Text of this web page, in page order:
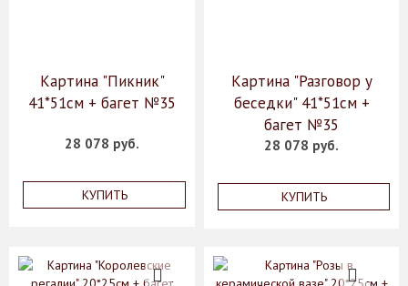
Картина "Пикник"
41*51см + багет №35
28 078 руб.
КУПИТЬ
Картина "Разговор у
беседки" 41*51см +
багет №35
28 078 руб.
КУПИТЬ